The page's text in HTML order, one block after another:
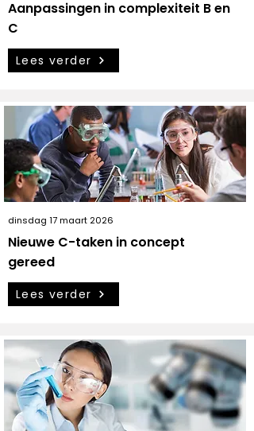
Aanpassingen in complexiteit B en
C
Lees verder
dinsdag 17 maart 2026
Nieuwe C-taken in concept
gereed
Lees verder